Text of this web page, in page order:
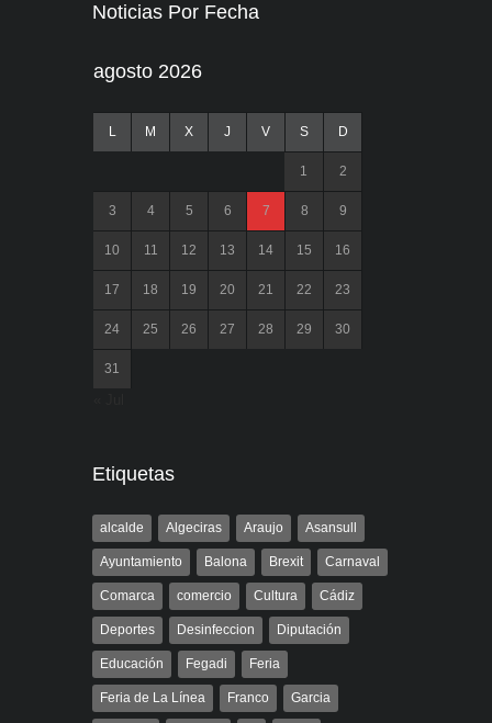
Noticias Por Fecha
agosto 2026
L M X J V S D
1 2
3 4 5 6 7 8 9
10 11 12 13 14 15 16
17 18 19 20 21 22 23
24 25 26 27 28 29 30
31
Etiquetas
alcalde Algeciras Araujo Asansull
Ayuntamiento Balona Brexit Carnaval
Comarca comercio Cultura Cádiz
Deportes Desinfeccion Diputación
Educación Fegadi Feria
Feria de La Línea Franco Garcia